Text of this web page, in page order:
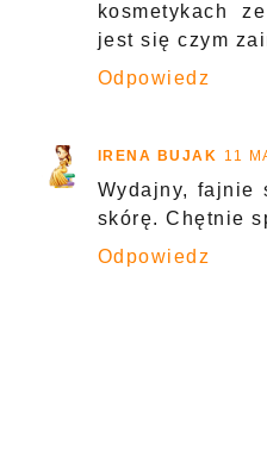
kosmetykach
jest się czym
Odpowiedz
IRENA BUJAK 11
Wydajny, fajnie
skórę. Chętnie
Odpowiedz